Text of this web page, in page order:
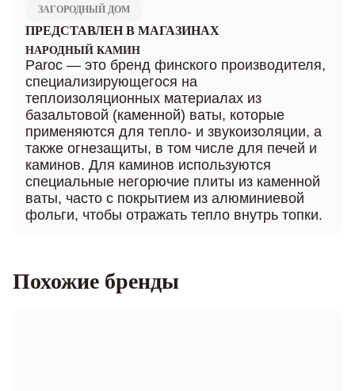
ЗАГОРОДНЫЙ ДОМ
ПРЕДСТАВЛЕН В МАГАЗИНАХ
НАРОДНЫЙ КАМИН
Paroc — это бренд финского производителя,
специализирующегося на
теплоизоляционных материалах из
базальтовой (каменной) ваты, которые
применяются для тепло- и звукоизоляции, а
также огнезащиты, в том числе для печей и
каминов. Для каминов используются
специальные негорючие плиты из каменной
ваты, часто с покрытием из алюминиевой
фольги, чтобы отражать тепло внутрь топки.
Похожие бренды